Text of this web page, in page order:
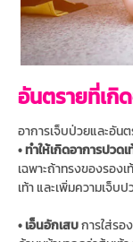
อันตรายที่เกิ
อาการเจ็บป่วยและอัน
• ทำให้เกิดอาการปวดเ
เฉพาะถ้าทรงของรอง
เท้า และเพิ่มความเจ็บ
• เอ็นอักเสบการใส่รอ